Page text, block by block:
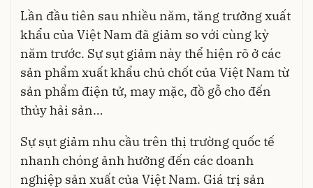
Lần đầu tiên sau nhiều năm, tăng trưởng xuất
khẩu của Việt Nam đã giảm so với cùng kỳ
năm trước. Sự sụt giảm này thể hiện rõ ở các
sản phẩm xuất khẩu chủ chốt của Việt Nam từ
sản phẩm điện tử, may mặc, đồ gỗ cho đến
thủy hải sản…
Sự sụt giảm nhu cầu trên thị trường quốc tế
nhanh chóng ảnh hưởng đến các doanh
nghiệp sản xuất của Việt Nam. Giá trị sản